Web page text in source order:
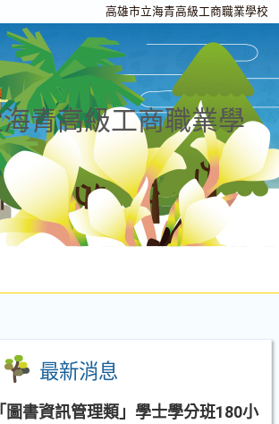
高雄市立海青高級工商職業學校
青高級工商職業學
最新消息
圖書資訊管理類」學士學分班180小